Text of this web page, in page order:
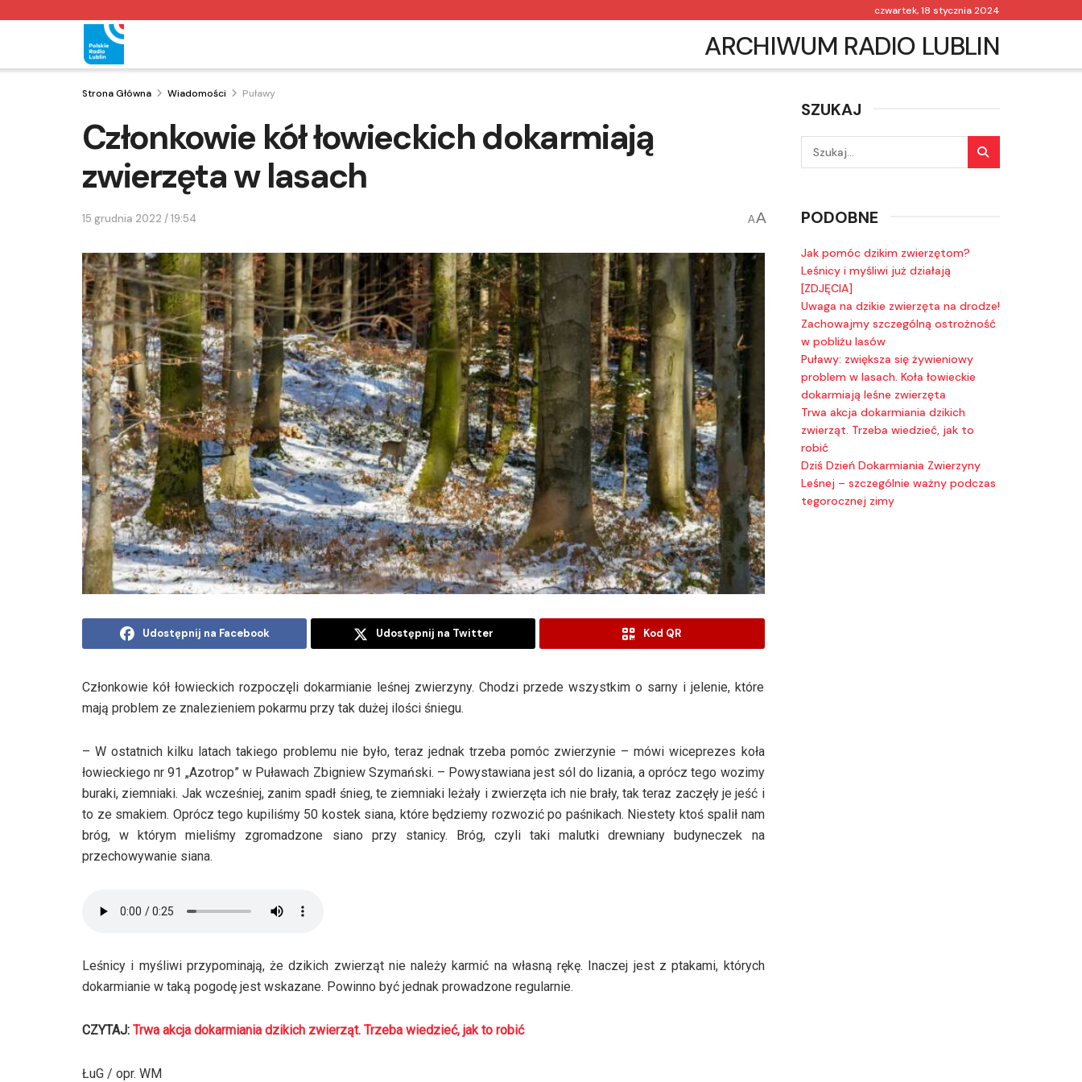
czwartek, 18 stycznia 2024
ARCHIWUM RADIO LUBLIN
Strona Główna Wiadomości Puławy
Członkowie kół łowieckich dokarmiają
zwierzęta w lasach
15 grudnia 2022 / 19:54 AA
Udostępnij na Facebook Udostępnij na Twitter Kod QR
Członkowie kół łowieckich rozpoczęli dokarmianie leśnej zwierzyny. Chodzi przede wszystkim o sarny i jelenie, które
mają problem ze znalezieniem pokarmu przy tak dużej ilości śniegu.
– W ostatnich kilku latach takiego problemu nie było, teraz jednak trzeba pomóc zwierzynie – mówi wiceprezes koła
łowieckiego nr 91 „Azotrop” w Puławach Zbigniew Szymański. – Powystawiana jest sól do lizania, a oprócz tego wozimy
buraki, ziemniaki. Jak wcześniej, zanim spadł śnieg, te ziemniaki leżały i zwierzęta ich nie brały, tak teraz zaczęły je jeść i
to ze smakiem. Oprócz tego kupiliśmy 50 kostek siana, które będziemy rozwozić po paśnikach. Niestety ktoś spalił nam
bróg, w którym mieliśmy zgromadzone siano przy stanicy. Bróg, czyli taki malutki drewniany budyneczek na
przechowywanie siana.
Leśnicy i myśliwi przypominają, że dzikich zwierząt nie należy karmić na własną rękę. Inaczej jest z ptakami, których
dokarmianie w taką pogodę jest wskazane. Powinno być jednak prowadzone regularnie.
CZYTAJ: Trwa akcja dokarmiania dzikich zwierząt. Trzeba wiedzieć, jak to robić
ŁuG / opr. WM
SZUKAJ
PODOBNE
Jak pomóc dzikim zwierzętom?
Leśnicy i myśliwi już działają
[ZDJĘCIA]
Uwaga na dzikie zwierzęta na drodze!
Zachowajmy szczególną ostrożność
w pobliżu lasów
Puławy: zwiększa się żywieniowy
problem w lasach. Koła łowieckie
dokarmiają leśne zwierzęta
Trwa akcja dokarmiania dzikich
zwierząt. Trzeba wiedzieć, jak to
robić
Dziś Dzień Dokarmiania Zwierzyny
Leśnej – szczególnie ważny podczas
tegorocznej zimy